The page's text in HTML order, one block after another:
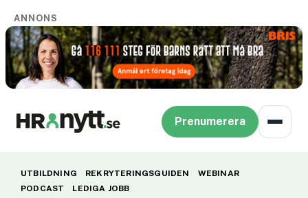
ANNONS
Prenumerera
UTBILDNING REKRYTERINGSGUIDEN
WEBINAR
PODCAST
LEDIGA JOBB